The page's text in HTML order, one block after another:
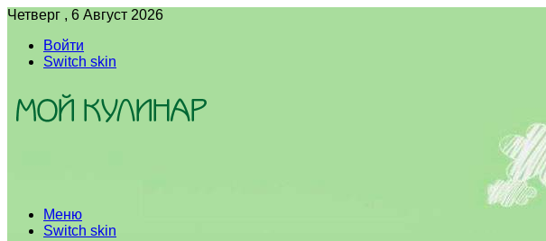
Четверг , 6 Август 2026
Войти
Switch skin
Меню
Switch skin